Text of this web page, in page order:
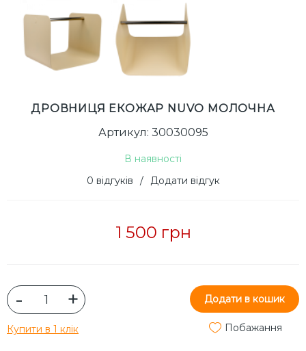
ДРОВНИЦЯ ЕКОЖАР NUVO МОЛОЧНА
Артикул: 30030095
В наявності
0 відгуків
/ Додати відгук
1 500 грн
- +
Купити в 1 клік
Додати в кошик
Побажання